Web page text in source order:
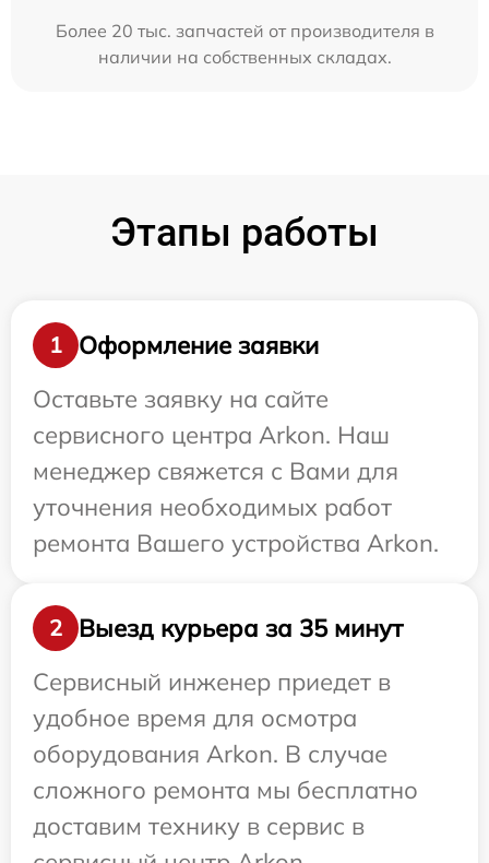
Более 20 тыс. запчастей от производителя в
наличии на собственных складах.
Этапы работы
1
Оформление заявки
Оставьте заявку на сайте
сервисного центра Arkon. Наш
менеджер свяжется с Вами для
уточнения необходимых работ
ремонта Вашего устройства Arkon.
2
Выезд курьера за 35 минут
Сервисный инженер приедет в
удобное время для осмотра
оборудования Arkon. В случае
сложного ремонта мы бесплатно
доставим технику в сервис в